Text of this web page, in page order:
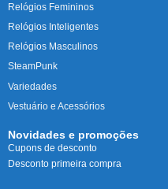
Relógios Femininos
Relógios Inteligentes
Relógios Masculinos
SteamPunk
Variedades
Vestuário e Acessórios
Novidades e promoções
Cupons de desconto
Desconto primeira compra